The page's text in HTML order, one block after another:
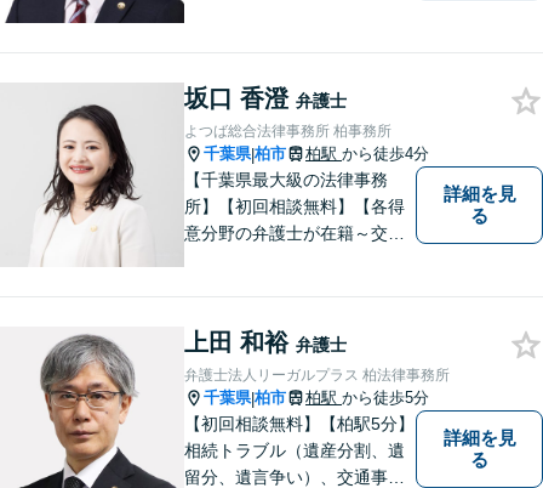
しても信頼される弁護士であ
りたい。
坂口 香澄 弁護士
よつば総合法律事務所 柏事務所
千葉県|柏市 柏駅 から徒歩4分
【千葉県最大級の法律事務
所】【初回相談無料】【各得
意分野の弁護士が在籍～交通
詳細を見
る
上田 和裕 弁護士
弁護士法人リーガルプラス 柏法律事務所
千葉県|柏市 柏駅 から徒歩5分
【初回相談無料】【柏駅5分】
相続トラブル（遺産分割、遺
留分、遺言争い）、交通事故
詳細を見
る